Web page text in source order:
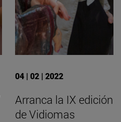
04 | 02 | 2022
Arranca la IX edición
de Vidiomas